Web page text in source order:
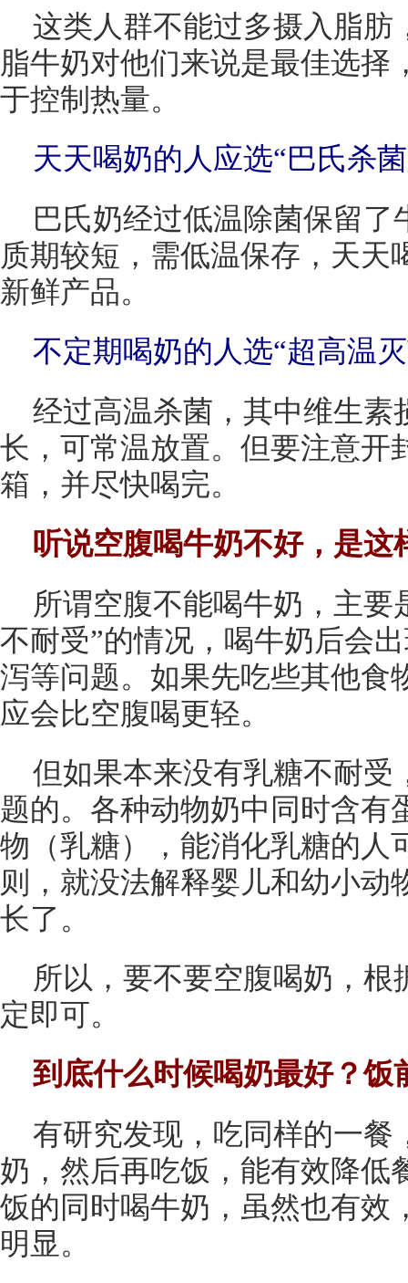
这类人群不能过多摄入脂肪
脂牛奶对他们来说是最佳选择
于控制热量。
天天喝奶的人应选“巴氏杀
巴氏奶经过低温除菌保留
质期较短，需低温保存，天天
新鲜产品。
不定期喝奶的人选“超高温
经过高温杀菌，其中维生素
长，可常温放置。但要注意开
箱，并尽快喝完。
听说空腹喝牛奶不好，是这
所谓空腹不能喝牛奶，主要
不耐受”的情况，喝牛奶后会
泻等问题。如果先吃些其他食
应会比空腹喝更轻。
但如果本来没有乳糖不耐受
题的。各种动物奶中同时含有
物（乳糖），能消化乳糖的人
则，就没法解释婴儿和幼小动
长了。
所以，要不要空腹喝奶，
定即可。
到底什么时候喝奶最好？饭
有研究发现，吃同样的一餐
奶，然后再吃饭，能有效降低
饭的同时喝牛奶，虽然也有效
明显。